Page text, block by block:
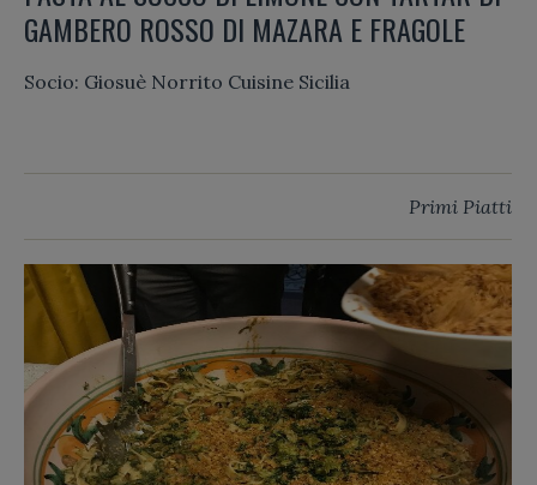
GAMBERO ROSSO DI MAZARA E FRAGOLE
Socio: Giosuè Norrito Cuisine Sicilia
Primi Piatti